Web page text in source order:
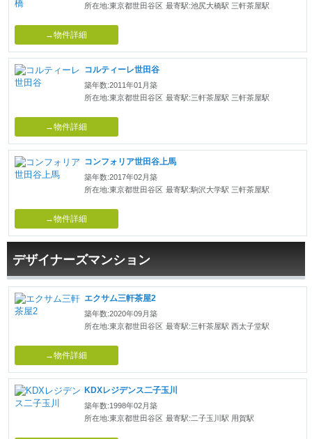
所在地:東京都世田谷区 最寄駅:池尻大橋駅 三軒茶屋駅
→物件詳細
コルティーレ世田谷
築年数:2011年01月築
所在地:東京都世田谷区 最寄駅:三軒茶屋駅 三軒茶屋駅
→物件詳細
コンフォリア世田谷上馬
築年数:2017年02月築
所在地:東京都世田谷区 最寄駅:駒沢大学駅 三軒茶屋駅
→物件詳細
デザイナーズマンション
エクサム三軒茶屋2
築年数:2020年09月築
所在地:東京都世田谷区 最寄駅:三軒茶屋駅 西太子堂駅
→物件詳細
KDXレジデンス二子玉川
築年数:1998年02月築
所在地:東京都世田谷区 最寄駅:二子玉川駅 用賀駅